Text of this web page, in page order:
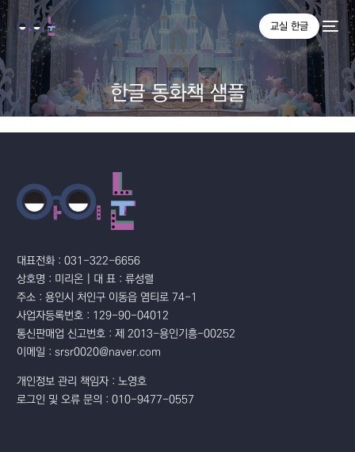
교실 한글
한글 동화책 샘플
대표전화 : 031-322-6656
상호명 : 미리온 | 대 표 : 류성렬
주소 : 용인시 처인구 이동읍 염티로 74-1
사업자등록번호 : 129-90-04012
통신판매업 신고번호 : 제 2013-용인기흥-00252
이메일 : srsr0020@naver.com
개인정보 관리 책임자 : 노영호
로그인 및 오류 문의 : 010-9477-0557